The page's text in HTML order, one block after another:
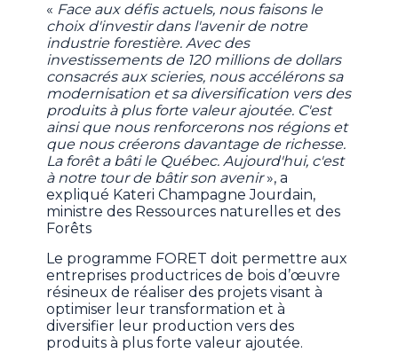
« Face aux défis actuels, nous faisons le
choix d'investir dans l'avenir de notre
industrie forestière. Avec des
investissements de 120 millions de dollars
consacrés aux scieries, nous accélérons sa
modernisation et sa diversification vers des
produits à plus forte valeur ajoutée. C'est
ainsi que nous renforcerons nos régions et
que nous créerons davantage de richesse.
La forêt a bâti le Québec. Aujourd'hui, c'est
à notre tour de bâtir son avenir», a
expliqué Kateri Champagne Jourdain,
ministre des Ressources naturelles et des
Forêts
Le programme FORET doit permettre aux
entreprises productrices de bois d’œuvre
résineux de réaliser des projets visant à
optimiser leur transformation et à
diversifier leur production vers des
produits à plus forte valeur ajoutée.